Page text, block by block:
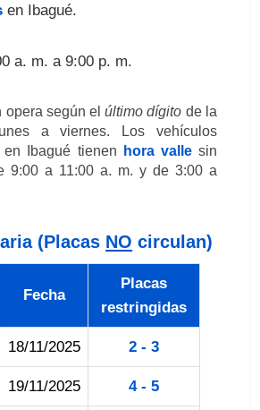
en Ibagué.
a. m. a 9:00 p. m.
opera según elúltimo dígito de la
a viernes. Los vehículos
en Ibagué tienen
hora vallesin
9:00 a 11:00 a. m. y de 3:00 a
(Placas NO circulan)
Fecha
Placas
restringidas
18/11/2025 2 - 3
19/11/2025 4 - 5